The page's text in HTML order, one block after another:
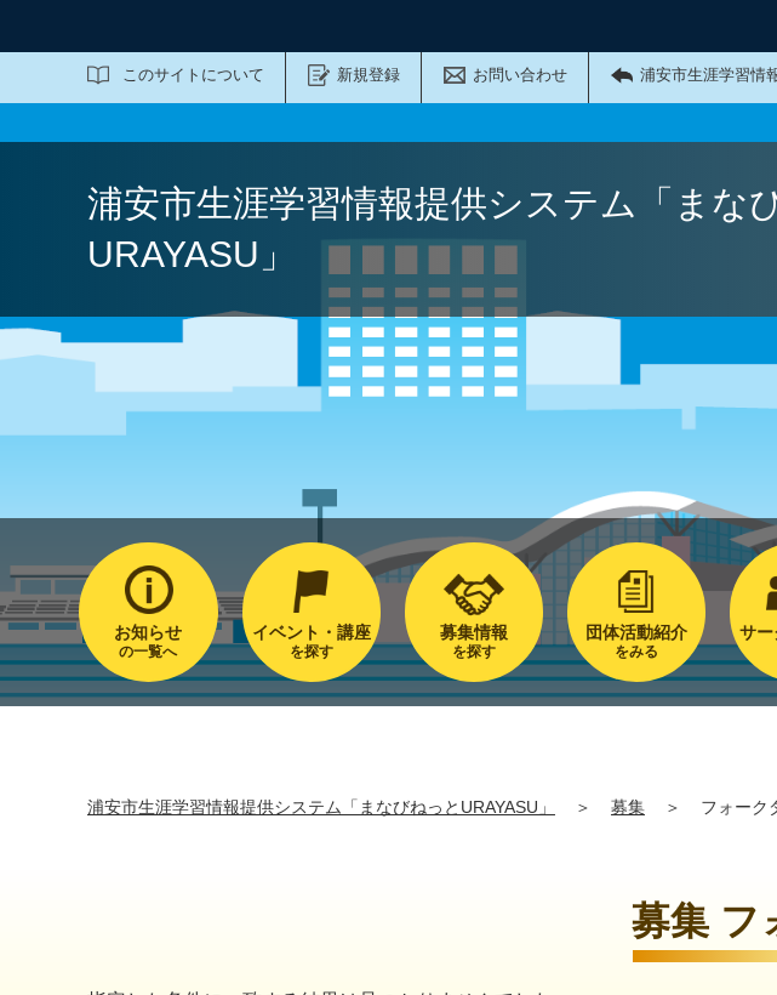
このサイトについて 新規登録 お問い合わせ 浦安市生涯学習情
サイト内検索
浦安市生涯学習情報提供システム「まな
URAYASU」
お知らせ
の一覧へ
イベント・講座
を探す
募集情報
を探す
団体活動紹介
をみる
サ
浦安市生涯学習情報提供システム「まなびねっとURAYASU」 ＞ 募集 ＞ フォーク
募集 フ